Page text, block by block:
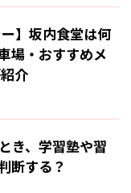
ー】坂内食堂は何
場・おすすめメ
介
き、学習塾や習
断する？